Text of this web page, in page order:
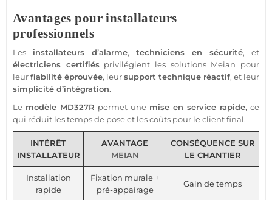
Avantages pour installateurs
professionnels
Les installateurs d’alarme, techniciens en sécurité, et
électriciens certifiésprivilégient les solutions Meian pour
leurfiabilité éprouvée, leursupport technique réactif, et leur
simplicité d’intégration.
Le modèle MD327R permet une mise en service rapide, ce
qui réduit les temps de pose et les coûts pour le client final.
INTÉRÊT
INSTALLATEUR
AVANTAGE
MEIAN
CONSÉQUENCE SUR
LE CHANTIER
Installation
rapide
Fixation murale +
pré-appairage
Gain de temps